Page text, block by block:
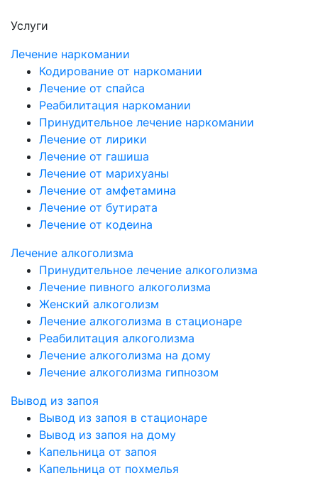
Услуги
Лечение наркомании
Кодирование от наркомании
Лечение от спайса
Реабилитация наркомании
Принудительное лечение наркомании
Лечение от лирики
Лечение от гашиша
Лечение от марихуаны
Лечение от амфетамина
Лечение от бутирата
Лечение от кодеина
Лечение алкоголизма
Принудительное лечение алкоголизма
Лечение пивного алкоголизма
Женский алкоголизм
Лечение алкоголизма в стационаре
Реабилитация алкоголизма
Лечение алкоголизма на дому
Лечение алкоголизма гипнозом
Вывод из запоя
Вывод из запоя в стационаре
Вывод из запоя на дому
Капельница от запоя
Капельница от похмелья